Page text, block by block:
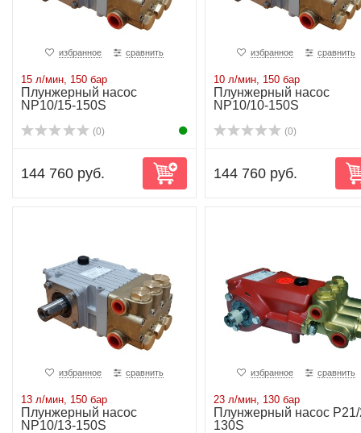
избранное сравнить
15 л/мин, 150 бар
Плунжерный насос
NP10/15-150S
(0)
144 760 руб.
избранное сравнить
10 л/мин, 150 бар
Плунжерный насос
NP10/10-150S
(0)
144 760 руб.
избранное сравнить
13 л/мин, 150 бар
Плунжерный насос
NP10/13-150S
избранное сравнить
23 л/мин, 130 бар
Плунжерный насос
130S